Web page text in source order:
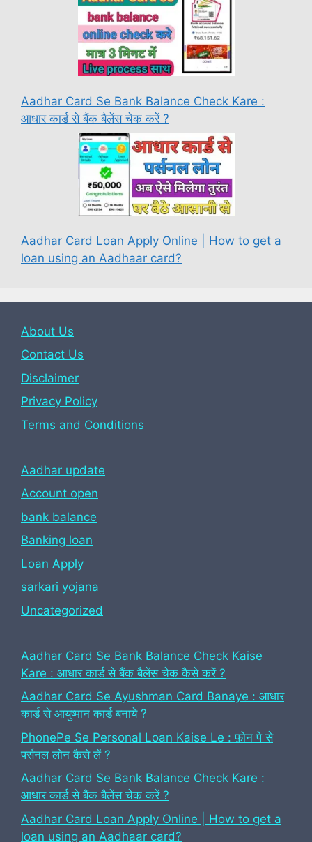
Aadhar Card Se Bank Balance Check Kare :
आधार कार्ड से बैंक बैलेंस चेक करें ?
Aadhar Card Loan Apply Online | How to get a
loan using an Aadhaar card?
About Us
Contact Us
Disclaimer
Privacy Policy
Terms and Conditions
Aadhar update
Account open
bank balance
Banking loan
Loan Apply
sarkari yojana
Uncategorized
Aadhar Card Se Bank Balance Check Kaise
Kare : आधार कार्ड से बैंक बैलेंस चेक कैसे करें ?
Aadhar Card Se Ayushman Card Banaye : आधार
कार्ड से आयुष्मान कार्ड बनाये ?
PhonePe Se Personal Loan Kaise Le : फ़ोन पे से
पर्सनल लोन कैसे लें ?
Aadhar Card Se Bank Balance Check Kare :
आधार कार्ड से बैंक बैलेंस चेक करें ?
Aadhar Card Loan Apply Online | How to get a
loan using an Aadhaar card?